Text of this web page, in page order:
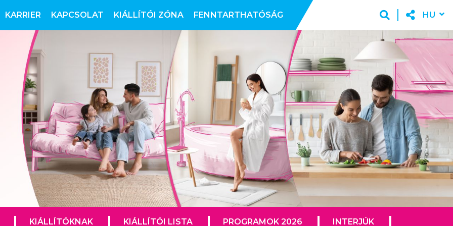
KARRIER KAPCSOLAT KIÁLLÍTÓI ZÓNA FENNTARTHATÓSÁG HU
KIÁLLÍTÓKNAK KIÁLLÍTÓI LISTA PROGRAMOK 2026 INTERJÚK